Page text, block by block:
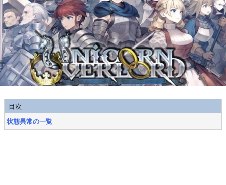
目次
状態異常の一覧